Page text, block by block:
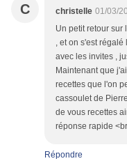
C christelle 01/03/
Un petit retour sur
, et on s'est régalé
avec les invites ,
Maintenant que
recettes que l'on
cassoulet de
de vous recettes
réponse rapide
Répondre